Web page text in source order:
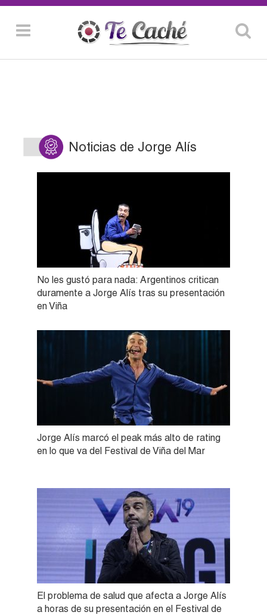
Noticias de Jorge Alís
No les gustó para nada: Argentinos critican
duramente a Jorge Alís tras su presentación
en Viña
Jorge Alís marcó el peak más alto de rating
en lo que va del Festival de Viña del Mar
El problema de salud que afecta a Jorge Alís
a horas de su presentación en el Festival de